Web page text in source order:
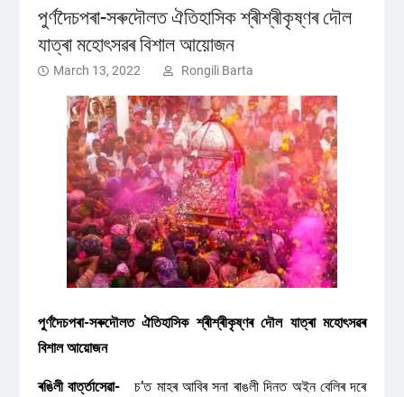
পুৰ্ণদৈচপৰা-সৰুদৌলত ঐতিহাসিক শ্ৰীশ্ৰীকৃষ্ণৰ দৌল
যাত্ৰা মহোৎসৱৰ বিশাল আয়োজন
March 13, 2022 Rongili Barta
পুৰ্ণদৈচপৰা-সৰুদৌলত ঐতিহাসিক শ্ৰীশ্ৰীকৃষ্ণৰ দৌল যাত্ৰা মহোৎসৱৰ
বিশাল আয়োজন
ৰঙিলী বাৰ্ত্তাসেৱা-
চ’ত মাহৰ আবিৰ সনা ৰাঙলী দিনত অইন বেলিৰ দৰে